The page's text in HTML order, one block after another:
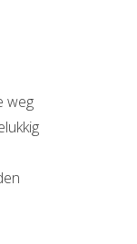
weg